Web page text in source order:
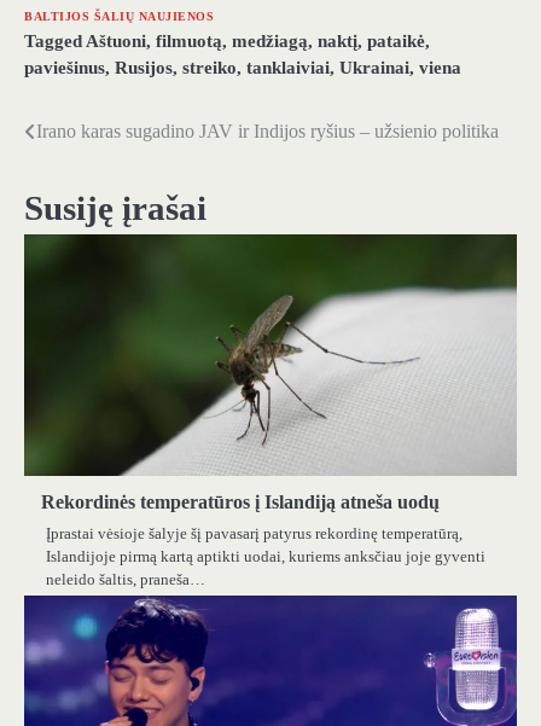
BALTIJOS ŠALIŲ NAUJIENOS
Tagged Aštuoni, filmuotą, medžiagą, naktį, pataikė,
paviešinus, Rusijos, streiko, tanklaiviai, Ukrainai, viena
Navigacija
įrašų
Irano karas sugadino JAV ir Indijos ryšius – užsienio politika
Susiję įrašai
Rekordinės temperatūros į Islandiją atneša uodų
Įprastai vėsioje šalyje šį pavasarį patyrus rekordinę temperatūrą,
Islandijoje pirmą kartą aptikti uodai, kuriems anksčiau joje gyventi
neleido šaltis, praneša…